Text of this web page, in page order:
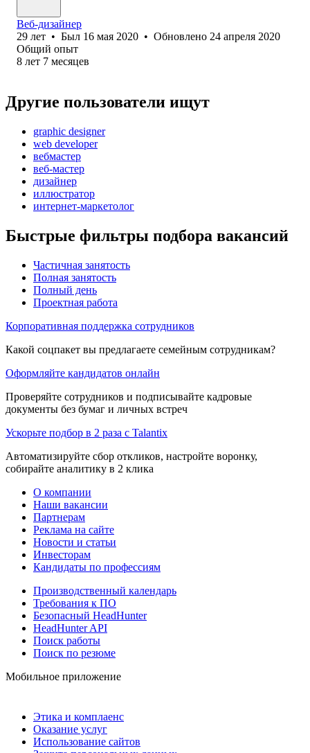
Веб-дизайнер
29 лет • Был 16 мая 2020 • Обновлено 24 апреля 2020
Общий опыт
8 лет 7 месяцев
Другие пользователи ищут
graphic designer
web developer
вебмастер
веб-мастер
дизайнер
иллюстратор
интернет-маркетолог
Быстрые фильтры подбора вакансий
Частичная занятость
Полная занятость
Полный день
Проектная работа
Корпоративная поддержка сотрудников
Какой соцпакет вы предлагаете семейным сотрудникам?
Оформляйте кандидатов онлайн
Проверяйте сотрудников и подписывайте кадровые
документы без бумаг и личных встреч
Ускорьте подбор в 2 раза с Talantix
Автоматизируйте сбор откликов, настройте воронку,
собирайте аналитику в 2 клика
О компании
Наши вакансии
Партнерам
Реклама на сайте
Новости и статьи
Инвесторам
Кандидаты по профессиям
Производственный календарь
Требования к ПО
Безопасный HeadHunter
HeadHunter API
Поиск работы
Поиск по резюме
Мобильное приложение
Этика и комплаенс
Оказание услуг
Использование сайтов